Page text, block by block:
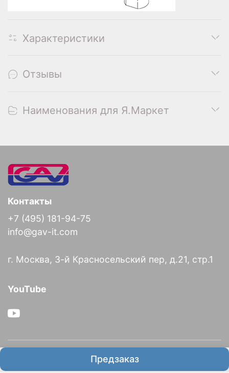
Предзаказ
Характеристики
Отзывы
Наименования для Я.Маркет
Контакты
+7 (495) 181-94-75
info@gav-it.com
г. Москва, 3-й Красносельский пер, д.21, стр.1
YouTube